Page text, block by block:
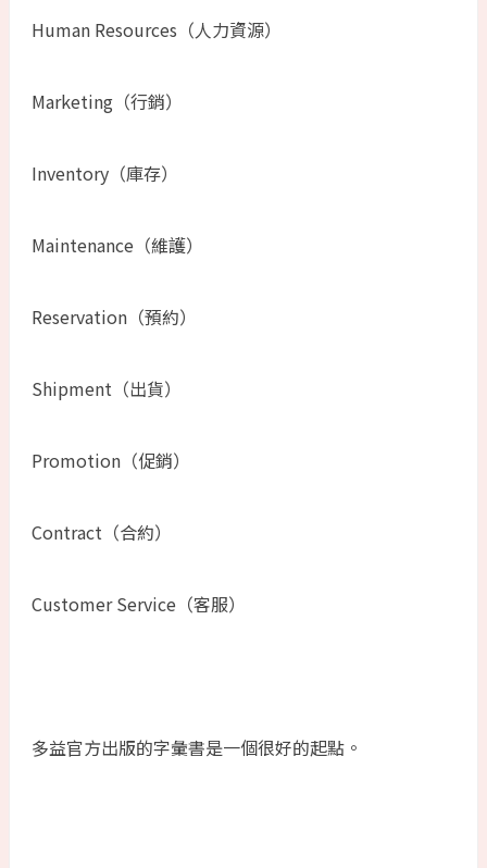
Human Resources（人力資源）
Marketing（行銷）
Inventory（庫存）
Maintenance（維護）
Reservation（預約）
Shipment（出貨）
Promotion（促銷）
Contract（合約）
Customer Service（客服）
多益官方出版的字彙書是一個很好的起點。